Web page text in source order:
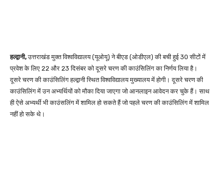
हल्द्वानी,उत्तराखंड मुक्त विश्वविद्यालय (यूओयू) ने बीएड (ओडीएल) की बची हुई 30 सीटों में
प्रवेश के लिए 22 और 23 दिसंबर को दूसरे चरण की काउंसिलिंग का निर्णय लिया है।
दूसरे चरण की काउंसिलिंग हल्द्वानी स्थित विश्वविद्यालय मुख्यालय में होगी। दूसरे चरण की
काउंसिलिंग में उन अभ्यर्थियों को मौका दिया जाएगा जो आनलाइन आवेदन कर चुके हैं। साथ
ही ऐसे अभ्यर्थी भी काउंसलिंग में शामिल हो सकते हैं जो पहले चरण की काउंसिलिंग में शामिल
नहीं हो सके थे।